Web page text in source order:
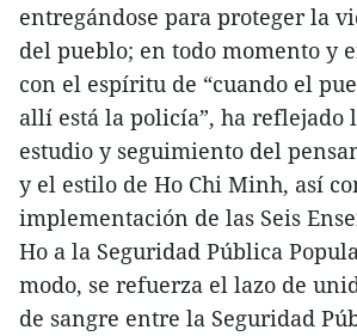
entregándose para proteger la
del pueblo; en todo momento y
con el espíritu de “cuando el
allí está la policía”, ha reflejado
estudio y seguimiento del
y el estilo de Ho Chi Minh, así
implementación de las Seis
Ho a la Seguridad Pública
modo, se refuerza el lazo de
de sangre entre la Seguridad